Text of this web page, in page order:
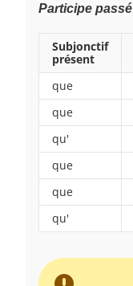
Participe passé
Subjonctif
présent
que
que
qu'
que
que
qu'